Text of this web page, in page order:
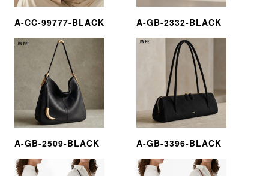
A-CC-99777-BLACK A-GB-2332-BLACK
A-GB-2509-BLACK A-GB-3396-BLACK